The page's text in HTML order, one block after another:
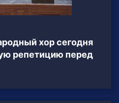
хор сегодня
репетицию перед